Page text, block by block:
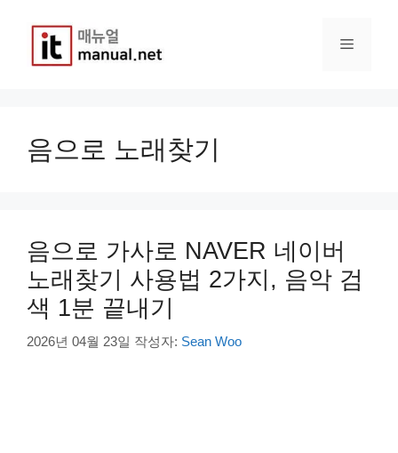
메
음으로 노래찾기
음으로 가사로 NAVER 네이버
노래찾기 사용법 2가지, 음악 검
색 1분 끝내기
2026년 04월 23일 작성자: Sean Woo